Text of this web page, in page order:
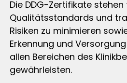
Die DDG-Zertifikate
Qualitätsstandards und
Risiken zu minimieren
Erkennung und
allen Bereichen des
gewährleisten.